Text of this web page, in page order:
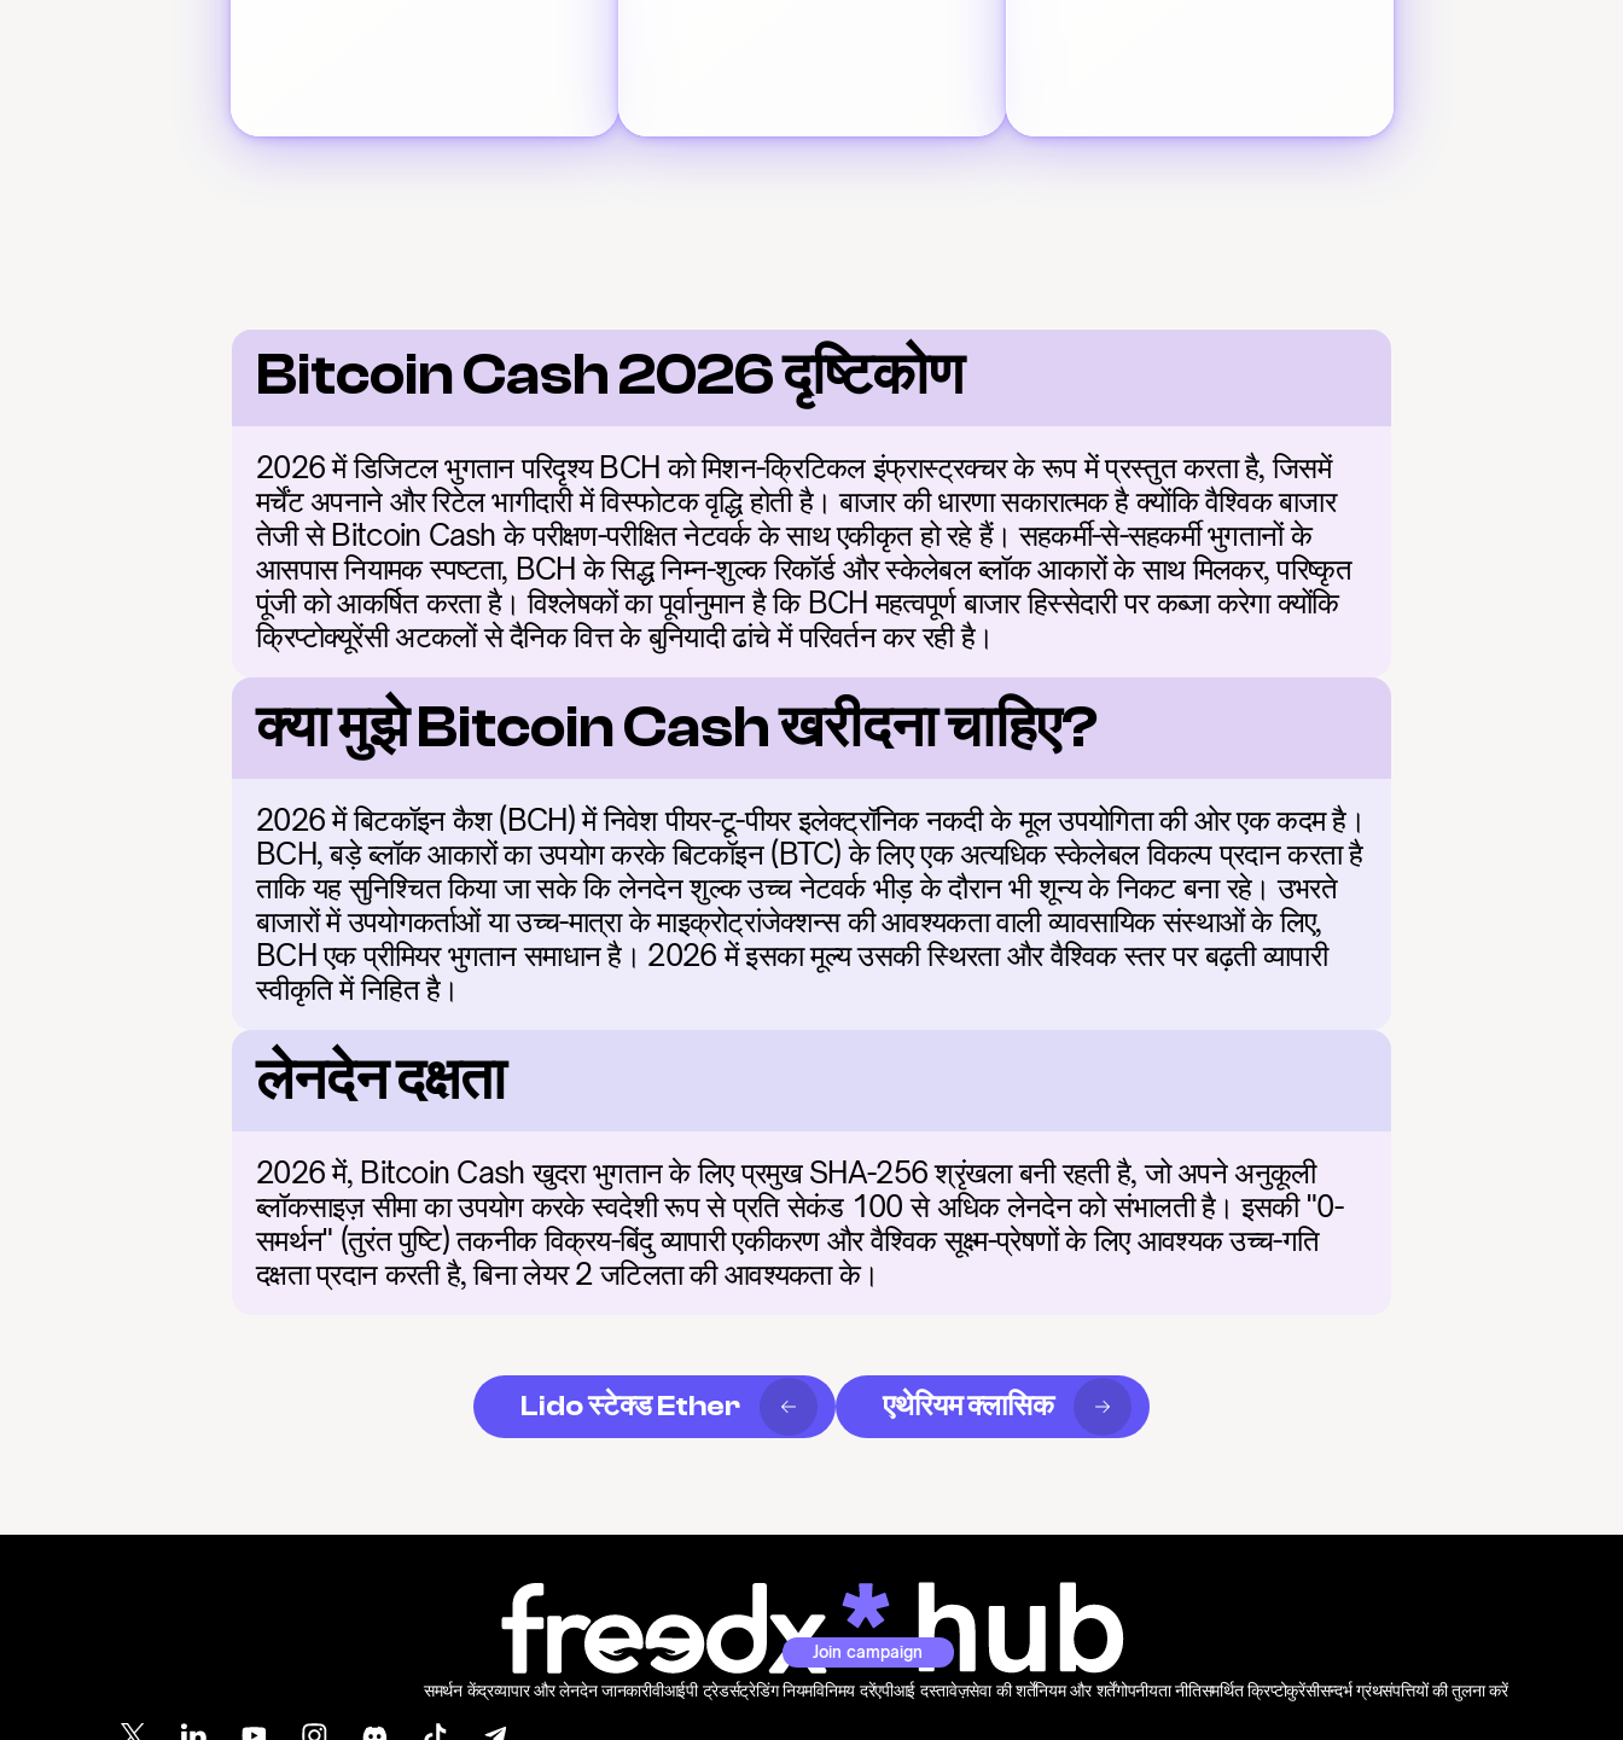
Bitcoin Cash 2026 दृष्टिकोण
2026 में डिजिटल भुगतान परिदृश्य BCH को मिशन-क्रिटिकल इंफ्रास्ट्रक्चर के रूप में प्रस्तुत करता है, जिसमें
मर्चेंट अपनाने और रिटेल भागीदारी में विस्फोटक वृद्धि होती है। बाजार की धारणा सकारात्मक है क्योंकि वैश्विक बाजार
तेजी से Bitcoin Cash के परीक्षण-परीक्षित नेटवर्क के साथ एकीकृत हो रहे हैं। सहकर्मी-से-सहकर्मी भुगतानों के
आसपास नियामक स्पष्टता, BCH के सिद्ध निम्न-शुल्क रिकॉर्ड और स्केलेबल ब्लॉक आकारों के साथ मिलकर, परिष्कृत
पूंजी को आकर्षित करता है। विश्लेषकों का पूर्वानुमान है कि BCH महत्वपूर्ण बाजार हिस्सेदारी पर कब्जा करेगा क्योंकि
क्रिप्टोक्यूरेंसी अटकलों से दैनिक वित्त के बुनियादी ढांचे में परिवर्तन कर रही है।
क्या मुझे Bitcoin Cash खरीदना चाहिए?
2026 में बिटकॉइन कैश (BCH) में निवेश पीयर-टू-पीयर इलेक्ट्रॉनिक नकदी के मूल उपयोगिता की ओर एक कदम है।
BCH, बड़े ब्लॉक आकारों का उपयोग करके बिटकॉइन (BTC) के लिए एक अत्यधिक स्केलेबल विकल्प प्रदान करता है
ताकि यह सुनिश्चित किया जा सके कि लेनदेन शुल्क उच्च नेटवर्क भीड़ के दौरान भी शून्य के निकट बना रहे। उभरते
बाजारों में उपयोगकर्ताओं या उच्च-मात्रा के माइक्रोट्रांजेक्शन्स की आवश्यकता वाली व्यावसायिक संस्थाओं के लिए,
BCH एक प्रीमियर भुगतान समाधान है। 2026 में इसका मूल्य उसकी स्थिरता और वैश्विक स्तर पर बढ़ती व्यापारी
स्वीकृति में निहित है।
लेनदेन दक्षता
2026 में, Bitcoin Cash खुदरा भुगतान के लिए प्रमुख SHA-256 श्रृंखला बनी रहती है, जो अपने अनुकूली
ब्लॉकसाइज़ सीमा का उपयोग करके स्वदेशी रूप से प्रति सेकंड 100 से अधिक लेनदेन को संभालती है। इसकी "0-
समर्थन" (तुरंत पुष्टि) तकनीक विक्रय-बिंदु व्यापारी एकीकरण और वैश्विक सूक्ष्म-प्रेषणों के लिए आवश्यक उच्च-गति
दक्षता प्रदान करती है, बिना लेयर 2 जटिलता की आवश्यकता के।
Lido स्टेक्ड Ether एथेरियम क्लासिक
Join campaign
समर्थन केंद्रव्यापार और लेनदेन जानकारीवीआईपी ट्रेडर्सट्रेडिंग नियमविनिमय दरेंएपीआई दस्तावेज़सेवा की शर्तेंनियम और शर्तेंगोपनीयता नीतिसमर्थित क्रिप्टोकुरेंसीसन्दर्भ ग्रंथसंपत्तियों की तुलना करें